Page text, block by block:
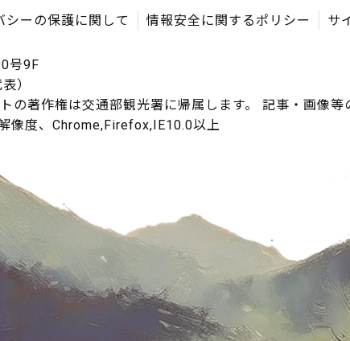
シーの保護に関して 情報安全に関するポリシー サ
号9F
）
の著作権は交通部観光署に帰属します。 記事・画像等
像度、Chrome,Firefox,IE10.0以上